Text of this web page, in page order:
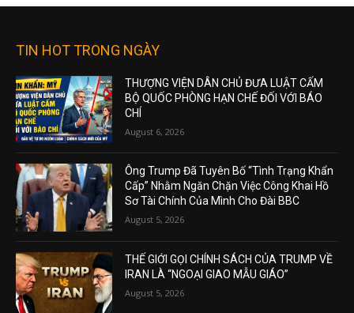
TIN HOT TRONG NGÀY
THƯỢNG VIỆN DÂN CHỦ ĐƯA LUẬT CẤM
BỘ QUỐC PHÒNG HẠN CHẾ ĐỐI VỚI BÁO
CHÍ
August 6, 2026
Ông Trump Đã Tuyên Bố “Tình Trạng Khẩn
Cấp” Nhằm Ngăn Chặn Việc Công Khai Hồ
Sơ Tài Chính Của Mình Cho Đài BBC
August 5, 2026
THẾ GIỚI GỌI CHÍNH SÁCH CỦA TRUMP VỀ
IRAN LÀ “NGOẠI GIAO MẪU GIÁO”
August 5, 2026